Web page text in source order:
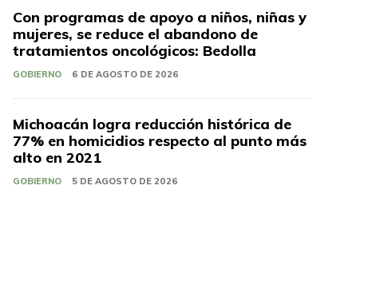
Con programas de apoyo a niños, niñas y
mujeres, se reduce el abandono de
tratamientos oncológicos: Bedolla
GOBIERNO 6 DE AGOSTO DE 2026
Michoacán logra reducción histórica de
77% en homicidios respecto al punto más
alto en 2021
GOBIERNO 5 DE AGOSTO DE 2026